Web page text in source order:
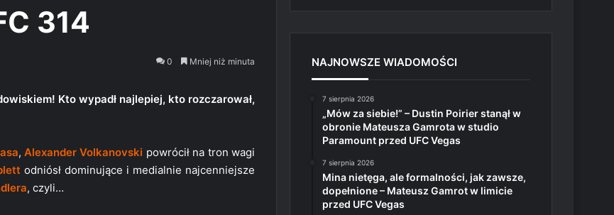
314
0 Mniej niż minuta
Kto wypadł najlepiej, kto rozczarował,
,Alexander Volkanovski powrócił na tron wagi
odniósł dominujące i medialnie najcenniejsze
, czyli…
NAJNOWSZE WIADOMOŚCI
7 sierpnia 2026
„Mów za siebie!” – Dustin Poirier stanął w
obronie Mateusza Gamrota w studio
Paramount przed UFC Vegas
7 sierpnia 2026
Mina nietęga, ale formalności, jak zawsze,
dopełnione – Mateusz Gamrot w limicie
przed UFC Vegas